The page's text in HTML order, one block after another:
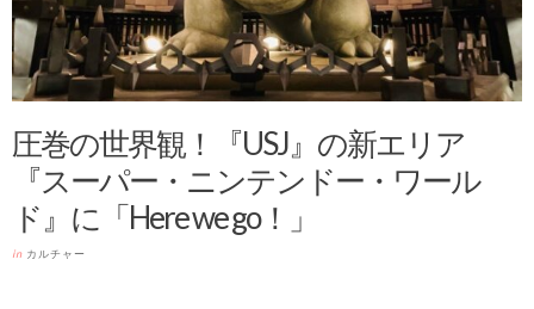
圧巻の世界観！『USJ』の新エリア
『スーパー・ニンテンドー・ワール
ド』に「Here we go！」
in カルチャー